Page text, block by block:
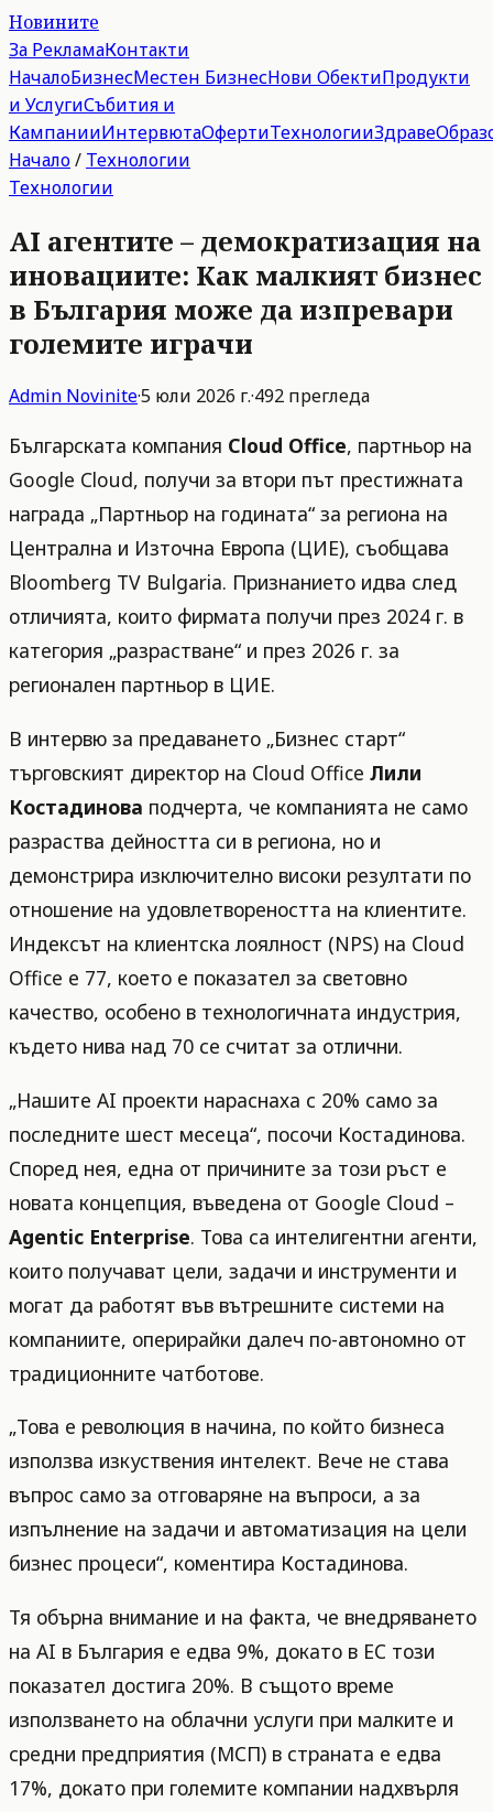
Новините
За РекламаКонтакти
НачалоБизнесМестен БизнесНови ОбектиПродукти
и УслугиСъбития и
КампанииИнтервютаОфертиТехнологииЗдраве
Начало/ Технологии
Технологии
AI агентите – демократизация на
иновациите: Как малкият бизнес
в България може да изпревари
големите играчи
Admin Novinite·5 юли 2026 г.·492 прегледа
Българската компания Cloud Office, партньор на
Google Cloud, получи за втори път престижната
награда „Партньор на годината“ за региона на
Централна и Източна Европа (ЦИЕ), съобщава
Bloomberg TV Bulgaria. Признанието идва след
отличията, които фирмата получи през 2024 г. в
категория „разрастване“ и през 2026 г. за
регионален партньор в ЦИЕ.
В интервю за предаването „Бизнес старт“
търговският директор на Cloud Office Лили
Костадинова подчерта, че компанията не само
разраства дейността си в региона, но и
демонстрира изключително високи резултати по
отношение на удовлетвореността на клиентите.
Индексът на клиентска лоялност (NPS) на Cloud
Office е 77, което е показател за световно
качество, особено в технологичната индустрия,
където нива над 70 се считат за отлични.
„Нашите AI проекти нараснаха с 20% само за
последните шест месеца“, посочи Костадинова.
Според нея, една от причините за този ръст е
новата концепция, въведена от Google Cloud –
Agentic Enterprise. Това са интелигентни агенти,
които получават цели, задачи и инструменти и
могат да работят във вътрешните системи на
компаниите, оперирайки далеч по-автономно от
традиционните чатботове.
„Това е революция в начина, по който бизнеса
използва изкуствения интелект. Вече не става
въпрос само за отговаряне на въпроси, а за
изпълнение на задачи и автоматизация на цели
бизнес процеси“, коментира Костадинова.
Тя обърна внимание и на факта, че внедряването
на AI в България е едва 9%, докато в ЕС този
показател достига 20%. В същото време
използването на облачни услуги при малките и
средни предприятия (МСП) в страната е едва
17%, докато при големите компании надхвърля